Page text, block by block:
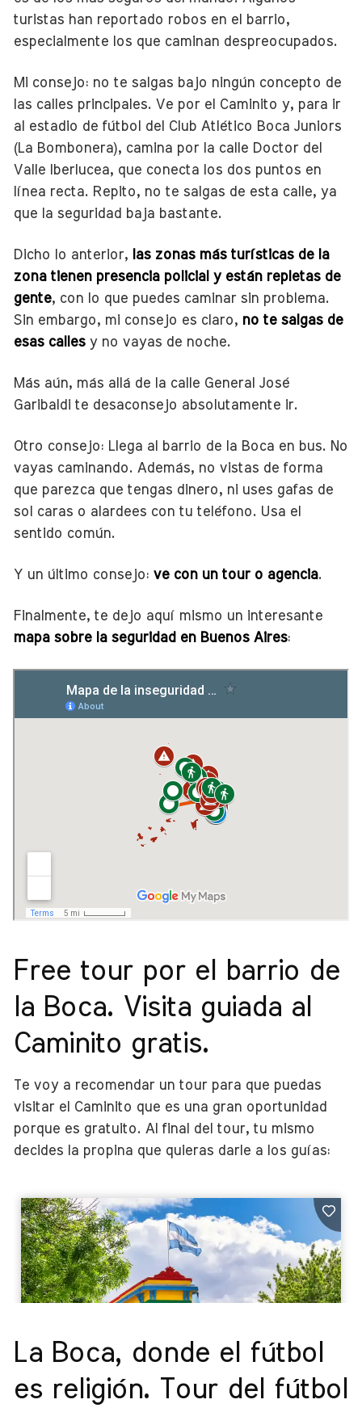
turistas han reportado robos en el barrio,
especialmente los que caminan despreocupados.
Mi consejo: no te salgas bajo ningún concepto de
las calles principales. Ve por el Caminito y, para ir
al estadio de fútbol del Club Atlético Boca Juniors
(La Bombonera), camina por la calle Doctor del
Valle Iberlucea, que conecta los dos puntos en
línea recta. Repito, no te salgas de esta calle, ya
que la seguridad baja bastante.
Dicho lo anterior,
las zonas más turísticas de la
zona tienen presencia policial y están repletas de
gente, con lo que puedes caminar sin problema.
Sin embargo, mi consejo es claro, no te salgas de
esas callesy no vayas de noche.
Más aún, más allá de la calle General José
Garibaldi te desaconsejo absolutamente ir.
Otro consejo: Llega al barrio de la Boca en bus. No
vayas caminando. Además, no vistas de forma
que parezca que tengas dinero, ni uses gafas de
sol caras o alardees con tu teléfono. Usa el
sentido común.
Y un último consejo: ve con un tour o agencia.
Finalmente, te dejo aquí mismo un interesante
mapa sobre la seguridad en Buenos Aires:
Free tour por el barrio de
la Boca. Visita guiada al
Caminito gratis.
Te voy a recomendar un tour para que puedas
visitar el Caminito que es una gran oportunidad
porque es gratuito. Al final del tour, tu mismo
decides la propina que quieras darle a los guías:
La Boca, donde el fútbol
es religión. Tour del fútbol